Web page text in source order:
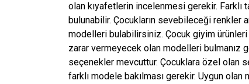
olan kıyafetlerin incelenmesi gerekir.
bulunabilir. Çocukların sevebileceği renkler
modelleri bulabilirsiniz. Çocuk giyim ürünleri
zarar vermeyecek olan modelleri bulmanız
seçenekler mevcuttur. Çocuklara özel
farklı modele bakılması gerekir. Uygun